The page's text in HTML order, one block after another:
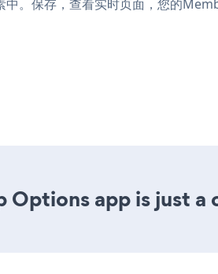
。保存，查看实时页面，您的
app is just a